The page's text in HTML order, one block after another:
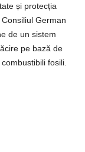
și protecția
German
de un sistem
pe bază de
fosili.